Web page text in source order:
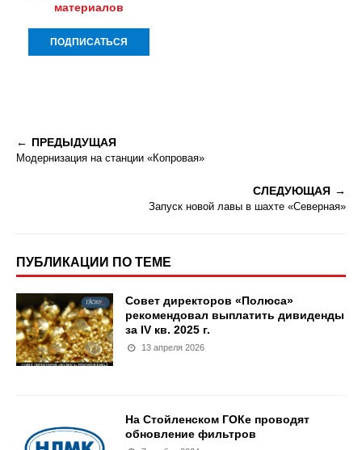
материалов
ПРЕДЫДУЩАЯ
Модернизация на станции «Копровая»
СЛЕДУЮЩАЯ
Запуск новой лавы в шахте «Северная»
ПУБЛИКАЦИИ ПО ТЕМЕ
Совет директоров «Полюса»
рекомендовал выплатить дивиденды
за IV кв. 2025 г.
13 апреля 2026
На Стойленском ГОКе проводят
обновление фильтров